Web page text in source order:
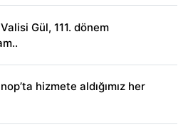
Gül, 111. dönem
hizmete aldığımız her